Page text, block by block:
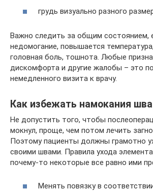
грудь визуально разного
Важно следить за общим состоянием,
недомогание, повышается
головная боль, тошнота. Любые
дискомфорта и другие жалобы – это
немедленного визита к врачу.
Как избежать намокания шва
Не допустить того, чтобы
мокнул, проще, чем потом лечить
Поэтому пациенты должны грамотно
своими швами. Правила ухода
почему-то некоторые все равно ими
Менять повязку в